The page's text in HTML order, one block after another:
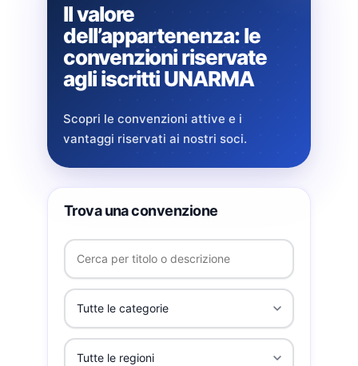
Il valore
dell’appartenenza: le
convenzioni riservate
agli iscritti UNARMA
Scopri le convenzioni attive e i
vantaggi riservati ai nostri soci.
Trova una convenzione